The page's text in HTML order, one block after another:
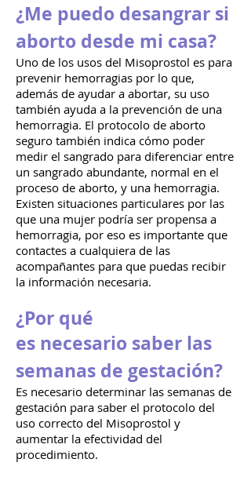
¿Me puedo desangrar si
aborto desde mi casa?
Uno de los usos del Misoprostol es para
prevenir hemorragias por lo que,
además de ayudar a abortar, su uso
también ayuda a la prevención de una
hemorragia. El protocolo de aborto
seguro también indica cómo poder
medir el sangrado para diferenciar entre
un sangrado abundante, normal en el
proceso de aborto, y una hemorragia.
Existen situaciones particulares por las
que una mujer podría ser propensa a
hemorragia, por eso es importante que
contactes a cualquiera de las
acompañantes para que puedas recibir
la información necesaria.
¿Por qué
es necesario saber las
semanas de gestación?
Es necesario determinar las semanas de
gestación para saber el protocolo del
uso correcto del Misoprostol y
aumentar la efectividad del
procedimiento.